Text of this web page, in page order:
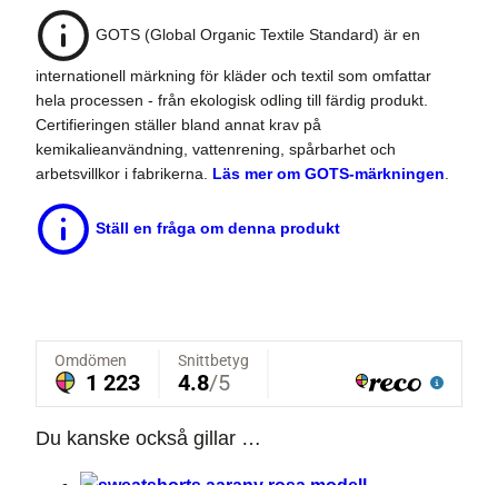
GOTS (Global Organic Textile Standard) är en
internationell märkning för kläder och textil som omfattar
hela processen - från ekologisk odling till färdig produkt.
Certifieringen ställer bland annat krav på
kemikalieanvändning, vattenrening, spårbarhet och
arbetsvillkor i fabrikerna. Läs mer om GOTS-märkningen.
Ställ en fråga om denna produkt
Du kanske också gillar …